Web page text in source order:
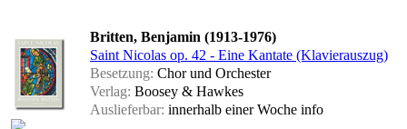
Britten, Benjamin (1913-1976)
Saint Nicolas op. 42 - Eine Kantate (Klavierauszug)
Besetzung: Chor und Orchester
Verlag: Boosey & Hawkes
Auslieferbar: innerhalb einer Woche info